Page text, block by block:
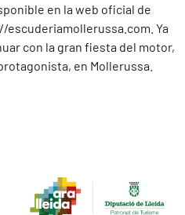
en la web oficial de
Ya
con la gran fiesta del motor,
en Mollerussa.